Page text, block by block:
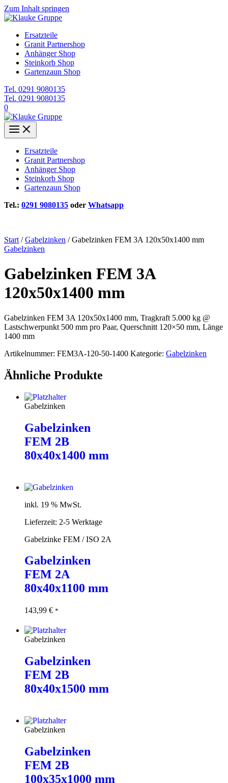
Zum Inhalt springen
Ersatzteile
Granit Partnershop
Anhänger Shop
Steinkorb Shop
Gartenzaun Shop
Tel. 0291 9080135
Tel. 0291 9080135
0
Ersatzteile
Granit Partnershop
Anhänger Shop
Steinkorb Shop
Gartenzaun Shop
Tel.: 0291 9080135 oder Whatsapp
Start /Gabelzinken / Gabelzinken FEM 3A 120x50x1400 mm
Gabelzinken
Gabelzinken FEM 3A
120x50x1400 mm
Gabelzinken FEM 3A 120x50x1400 mm, Tragkraft 5.000 kg @
Lastschwerpunkt 500 mm pro Paar, Querschnitt 120×50 mm, Länge
1400 mm
Artikelnummer: FEM3A-120-50-1400 Kategorie: Gabelzinken
Ähnliche Produkte
Gabelzinken
Gabelzinken
FEM 2B
80x40x1400 mm
inkl. 19 % MwSt.
Lieferzeit: 2-5 Werktage
Gabelzinke FEM / ISO 2A
Gabelzinken
FEM 2A
80x40x1100 mm
143,99 € *
Gabelzinken
Gabelzinken
FEM 2B
80x40x1500 mm
Gabelzinken
Gabelzinken
FEM 2B
100x35x1000 mm